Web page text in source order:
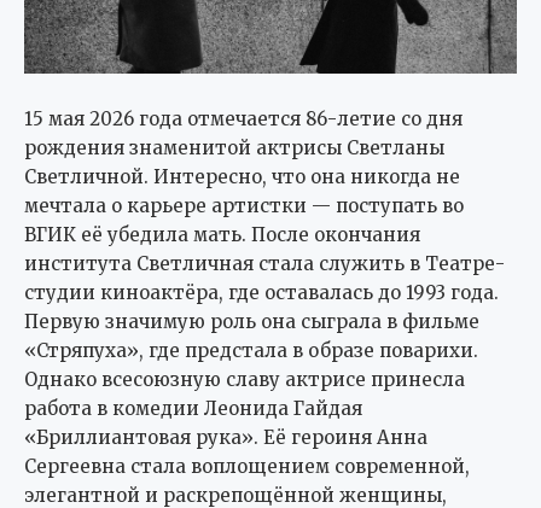
15 мая 2026 года отмечается 86-летие со дня
рождения знаменитой актрисы Светланы
Светличной. Интересно, что она никогда не
мечтала о карьере артистки — поступать во
ВГИК её убедила мать. После окончания
института Светличная стала служить в Театре-
студии киноактёра, где оставалась до 1993 года.
Первую значимую роль она сыграла в фильме
«Стряпуха», где предстала в образе поварихи.
Однако всесоюзную славу актрисе принесла
работа в комедии Леонида Гайдая
«Бриллиантовая рука». Её героиня Анна
Сергеевна стала воплощением современной,
элегантной и раскрепощённой женщины,